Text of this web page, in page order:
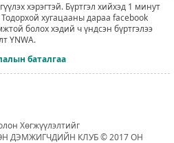
хэрэгтэй. Бүртгэл хийхэд 1 минут
Тодорхой хугацааны дараа facebook
болох хэдий ч үндсэн бүртгэлээ
YNWA.
баталгаа
Хөгжүүлэлтийг
ДЭМЖИГЧДИЙН КЛУБ © 2017 ОН